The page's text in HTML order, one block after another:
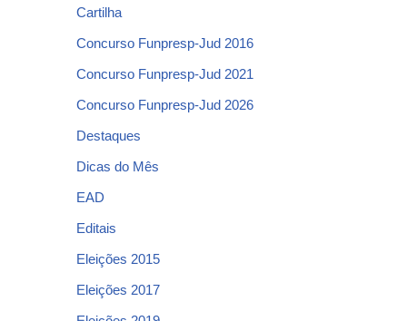
Cartilha
Concurso Funpresp-Jud 2016
Concurso Funpresp-Jud 2021
Concurso Funpresp-Jud 2026
Destaques
Dicas do Mês
EAD
Editais
Eleições 2015
Eleições 2017